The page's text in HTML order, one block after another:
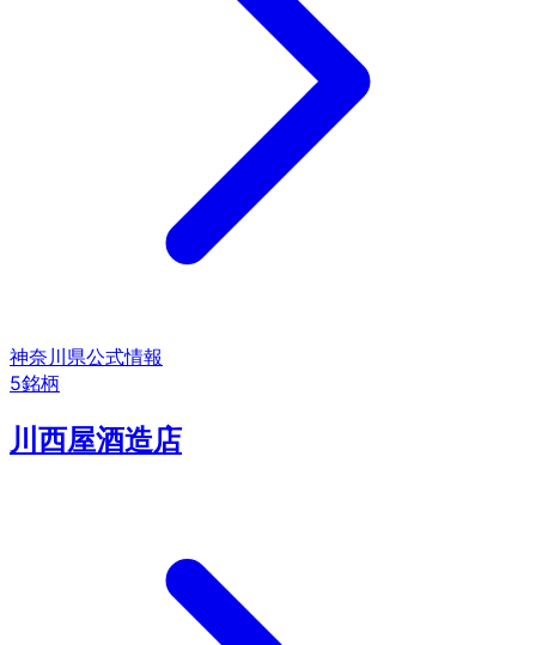
神奈川県公式情報
5銘柄
川西屋酒造店